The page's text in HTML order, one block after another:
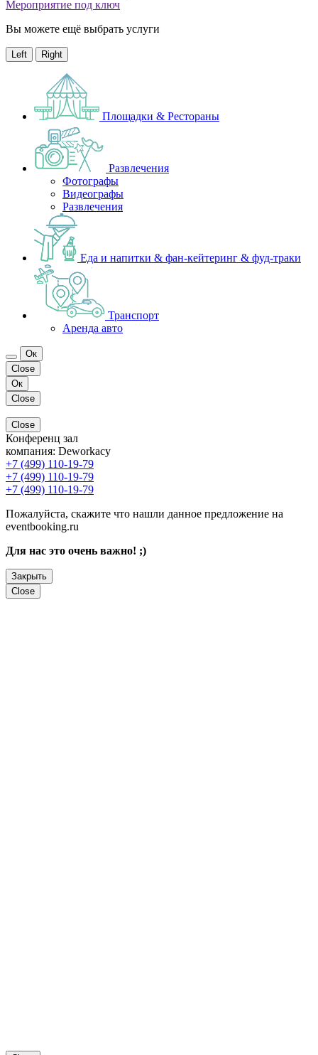
Мероприятие под ключ
Вы можете ещё выбрать услуги
Left Right
Площадки & Рестораны
Развлечения
Фотографы
Видеографы
Развлечения
Еда и напитки & фан-кейтеринг & фуд-траки
Транспорт
Аренда авто
Ок
Close
Ок
Close
Close
Конференц зал
компания: Deworkacy
+7 (499) 110-19-79
+7 (499) 110-19-79
+7 (499) 110-19-79
Пожалуйста, скажите что нашли данное предложение на
eventbooking.ru
Для нас это очень важно! ;)
Закрыть
Close